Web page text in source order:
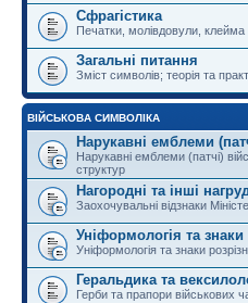
Сфрагістика
Печатки, молівдовули, клейма
Загальні питання
Зміст символів; теорія та
ВІЙСЬКОВА СИМВОЛІКА
Нарукавні емблеми
Нарукавні емблеми (патчі)
структур
Нагородні та інші
Заохочувальні відзнаки
Уніформологія та
Уніформологія та знаки
Геральдика та
Герби та прапори військових